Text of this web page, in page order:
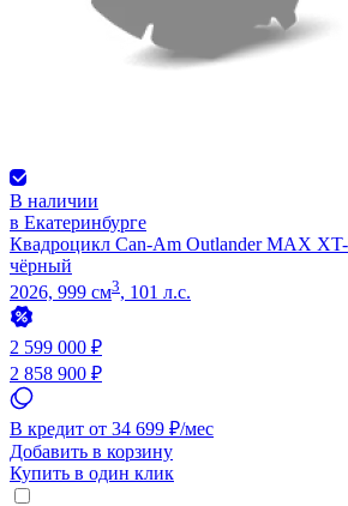
В наличии
в Екатеринбурге
Квадроцикл Can-Am Outlander MAX XT-
чёрный
2026, 999 см3, 101 л.с.
2 599 000 ₽
2 858 900 ₽
В кредит от 34 699 ₽/мес
Добавить в корзину
Купить в один клик